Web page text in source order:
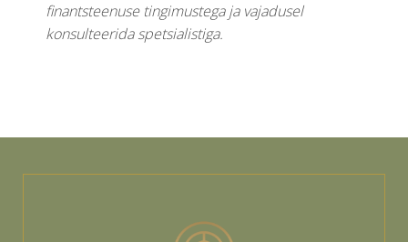
finantsteenuse tingimustega ja vajadusel
konsulteerida spetsialistiga.